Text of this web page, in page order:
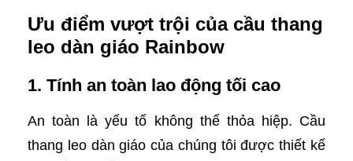
Ưu điểm vượt trội của cầu thang
leo dàn giáo Rainbow
1. Tính an toàn lao động tối cao
An toàn là yếu tố không thể thỏa hiệp. Cầu
thang leo dàn giáo của chúng tôi được thiết kế